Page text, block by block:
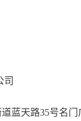
目管理有
蓝天路35号